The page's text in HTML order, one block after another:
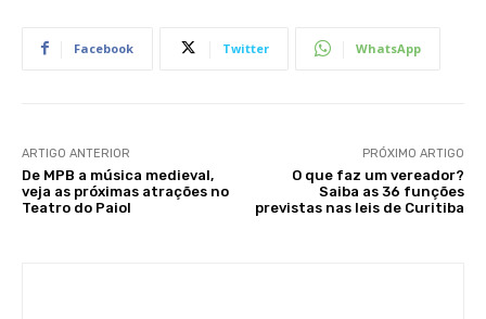
Facebook Twitter WhatsApp
ARTIGO ANTERIOR
De MPB a música medieval,
veja as próximas atrações no
Teatro do Paiol
PRÓXIMO ARTIGO
O que faz um vereador?
Saiba as 36 funções
previstas nas leis de Curitiba